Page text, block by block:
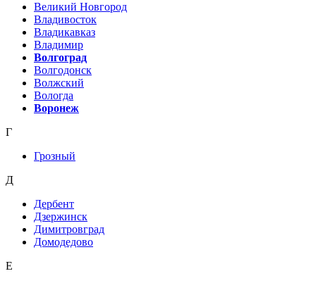
Великий Новгород
Владивосток
Владикавказ
Владимир
Волгоград
Волгодонск
Волжский
Вологда
Воронеж
Г
Грозный
Д
Дербент
Дзержинск
Димитровград
Домодедово
Е